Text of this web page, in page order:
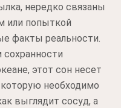
нередко связаны
или попыткой
факты реальности.
этот сон несет
необходимо
выглядит сосуд, а